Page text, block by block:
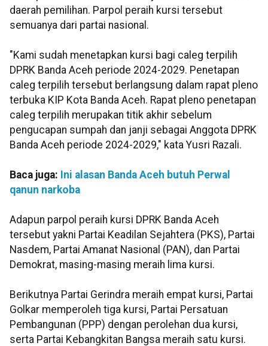
daerah pemilihan. Parpol peraih kursi tersebut
semuanya dari partai nasional.
"Kami sudah menetapkan kursi bagi caleg terpilih
DPRK Banda Aceh periode 2024-2029. Penetapan
caleg terpilih tersebut berlangsung dalam rapat pleno
terbuka KIP Kota Banda Aceh. Rapat pleno penetapan
caleg terpilih merupakan titik akhir sebelum
pengucapan sumpah dan janji sebagai Anggota DPRK
Banda Aceh periode 2024-2029," kata Yusri Razali.
Baca juga: Ini alasan Banda Aceh butuh Perwal
qanun narkoba
Adapun parpol peraih kursi DPRK Banda Aceh
tersebut yakni Partai Keadilan Sejahtera (PKS), Partai
Nasdem, Partai Amanat Nasional (PAN), dan Partai
Demokrat, masing-masing meraih lima kursi.
Berikutnya Partai Gerindra meraih empat kursi, Partai
Golkar memperoleh tiga kursi, Partai Persatuan
Pembangunan (PPP) dengan perolehan dua kursi,
serta Partai Kebangkitan Bangsa meraih satu kursi.